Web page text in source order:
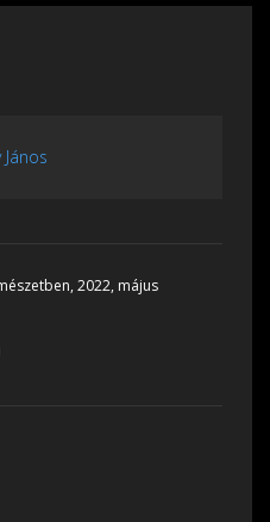
János
2022, május